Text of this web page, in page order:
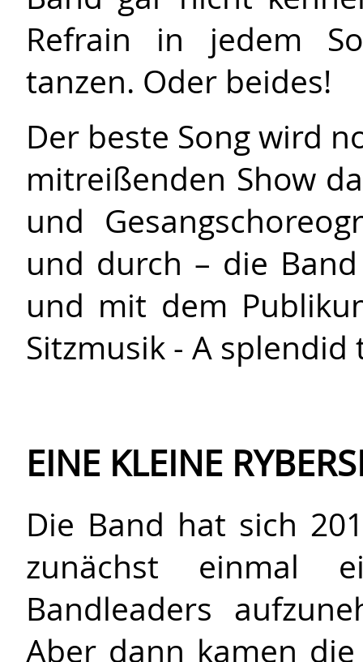
Refrain in jedem
tanzen. Oder beides!
Der beste Song wird
mitreißenden Show
und
und durch – die
und mit dem
Sitzmusik - A
EINE KLEINE
Die Band hat sich
zunächst einmal
Bandleaders
Aber dann kamen